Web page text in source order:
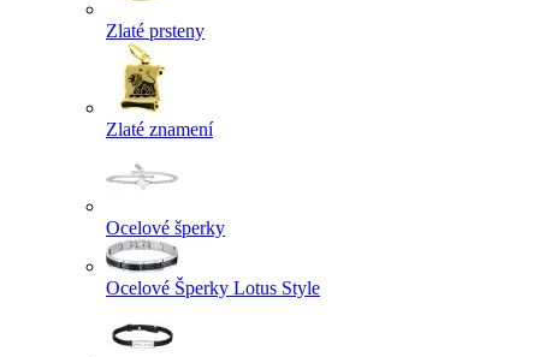
Zlaté prsteny
Zlaté znamení
Ocelové šperky
Ocelové Šperky Lotus Style